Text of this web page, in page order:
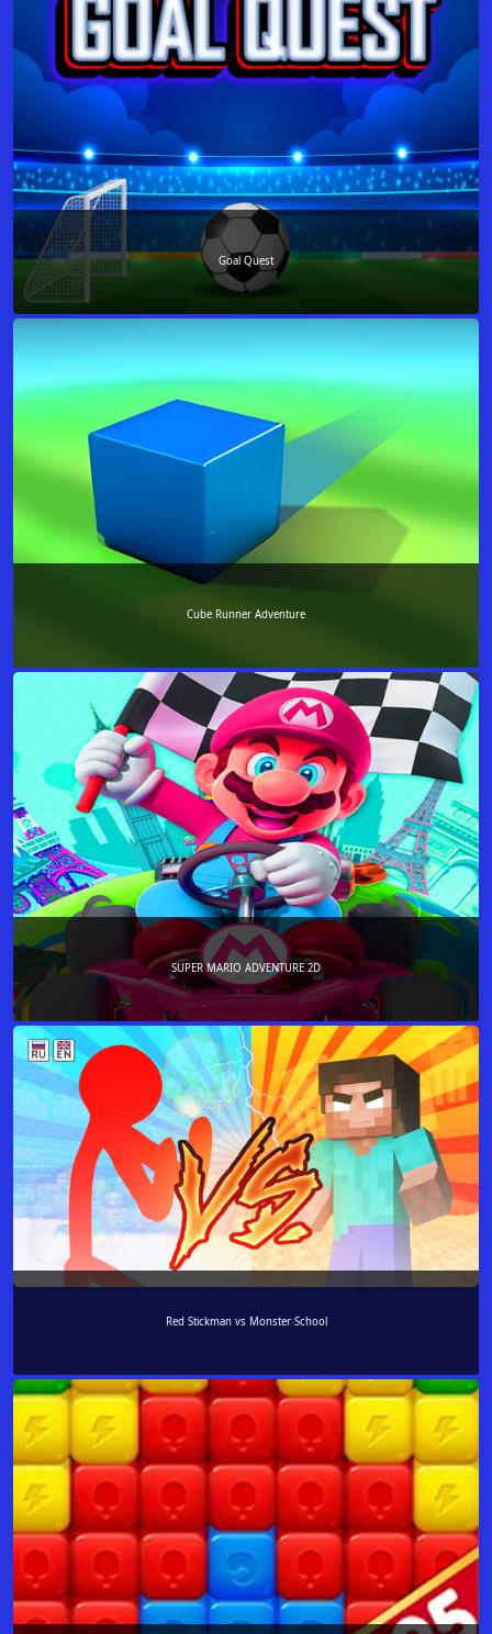
Goal Quest
Cube Runner Adventure
SUPER MARIO ADVENTURE 2D
Red Stickman vs Monster School